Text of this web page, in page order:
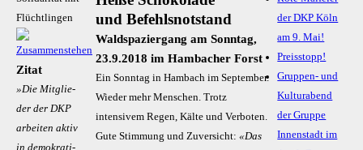
Flüchtlingen
Zitat
»Die Mit­glie­
der der DKP
ar­bei­ten ak­tiv
in de­mo­kra­ti­
und Befehlsnotstand
Waldspaziergang am Sonntag,
23.9.2018 im Hambacher Forst
Ein Sonntag in Hambach im September.
Wieder mehr Menschen. Trotz
intensivem Regen, Kälte und Verboten.
Gute Stimmung und Zuversicht: «Das
der DKP Köln
am 9. Mai!
Preisstopp!
Gruppen- und
Kulturabend
der Gruppe
Innenstadt im